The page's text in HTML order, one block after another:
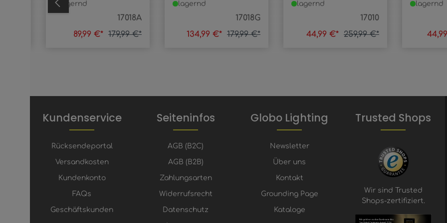
17018A
lagernd
89,99 €* 179,99 €*
17018G
lagernd
134,99 €* 179,99 €*
17010
lagernd
44,99 €* 259,99 €*
lagernd
Kundenservice
Rücksendeportal
Versandkosten
Kundenkonto
FAQs
Geschäftskunden
Seiteninfos
AGB (B2C)
AGB (B2B)
Zahlungsarten
Widerrufsrecht
Datenschutz
Globo Lighting
Newsletter
Über uns
Kontakt
Grounding Page
Kataloge
Trusted Shops
Wir sind Trusted
Shops-zertifiziert.